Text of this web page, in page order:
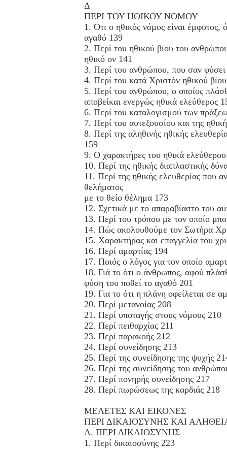
Δ
ΠΕΡΙ ΤΟΥ ΗΘΙΚΟΥ ΝΟΜΟΥ
1. Ότι ο ηθικός νόμος είναι έμφυτος,
αγαθό 139
2. Περί του ηθικού βίου του
ηθικό ον 141
3. Περί του ανθρώπου, που σαν φύσει
4. Περί του κατά Χριστόν ηθικού
5. Περί του ανθρώπου, ο οποίος
αποβείκαι ενεργώς ηθικά ελεύθερος
6. Περί του καταλογισμού των
7. Περί του αυτεξουσίου και της
8. Περί της αληθινής ηθικής
159
9. Ο χαρακτήρες του ηθικά
10. Περί της ηθικής διαπλαστικής
11. Περί της ηθικής ελευθερίας που
θελήματος
με το θείο θέλημα 173
12. Σχετικά με το απαραβίαστο του
13. Περί του τρόπου με τον οποίο
14. Πώς ακολουθούμε τον Σωτήρα
15. Χαρακτήρας και επαγγελία του
16. Περί αμαρτίας 194
17. Ποιός ο λόγος για τον οποίο
18. Γιά το ότι ο άνθρωπος, αφού
φύση του ποθεί το αγαθό 201
19. Για το ότι η πλάνη οφείλεται σε
20. Περί μετανοίας 208
21. Περί υποταγής στους νόμους 210
22. Περί πειθαρχίας 211
23. Περί παρακοής 212
24. Περί συνείδησης 213
25. Περί της συνείδησης της ψυχής
26. Περί της συνείδησης του
27. Περί πονηρής συνείδησης 217
28. Περί πωρώσεως της καρδιάς 218
ΜΕΛΕΤΕΣ ΚΑΙ ΕΙΚΟΝΕΣ
ΠΕΡΙ ΔΙΚΑΙΟΣΥΝΗΣ ΚΑΙ
Α. ΠΕΡΙ ΔΙΚΑΙΟΣΥΝΗΣ
1. Περί δικαιοσύνης 223